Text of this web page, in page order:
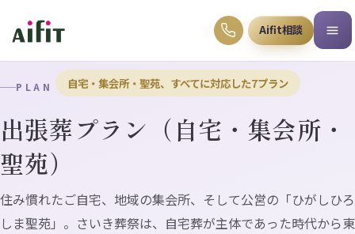
Aifit相談
PLAN 自宅・集会所・聖苑、すべてに対応した7プラン
出張葬プラン（自宅・集会所・
聖苑）
住み慣れたご自宅、地域の集会所、そして公営の「ひがしひろ
しま聖苑」。さいき葬祭は、自宅葬が主体であった時代から東